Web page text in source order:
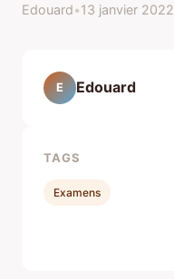
Edouard•13 janvier 2022
E Edouard
TAGS
Examens